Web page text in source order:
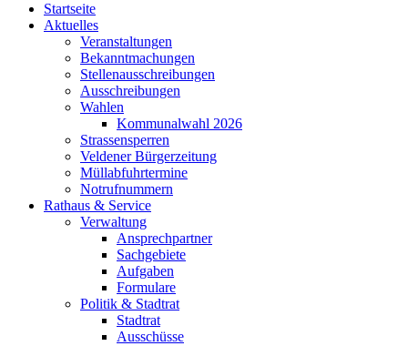
Startseite
Aktuelles
Veranstaltungen
Bekanntmachungen
Stellenausschreibungen
Ausschreibungen
Wahlen
Kommunalwahl 2026
Strassensperren
Veldener Bürgerzeitung
Müllabfuhrtermine
Notrufnummern
Rathaus & Service
Verwaltung
Ansprechpartner
Sachgebiete
Aufgaben
Formulare
Politik & Stadtrat
Stadtrat
Ausschüsse